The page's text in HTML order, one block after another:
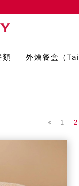
類 外燴餐盒（
1 2